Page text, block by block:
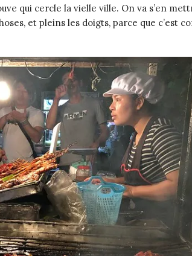
qui cercle la vielle ville. On va s’en
et pleins les doigts, parce que c’est